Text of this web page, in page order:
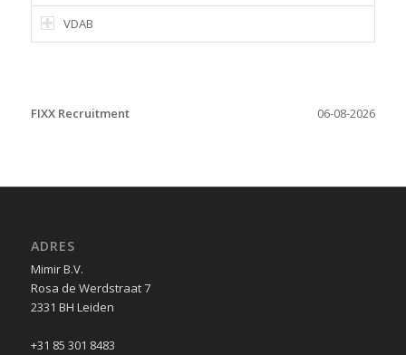
VDAB
06-08-2026
FIXX Recruitment
ADRES
Mimir B.V.
Rosa de Werdstraat 7
2331 BH Leiden
+31 85 301 8483